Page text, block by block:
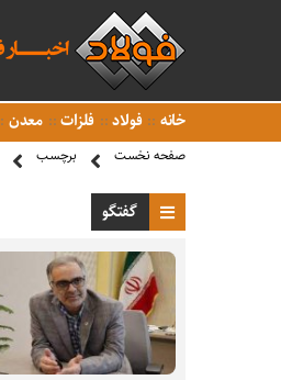
خانه فولاد فلزات معدن
صفحه نخست برچسب
گفتگو